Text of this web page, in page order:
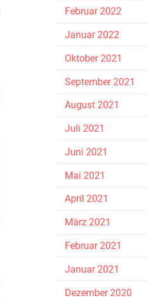
Februar 2022
Januar 2022
Oktober 2021
September 2021
August 2021
Juli 2021
Juni 2021
Mai 2021
April 2021
März 2021
Februar 2021
Januar 2021
Dezember 2020